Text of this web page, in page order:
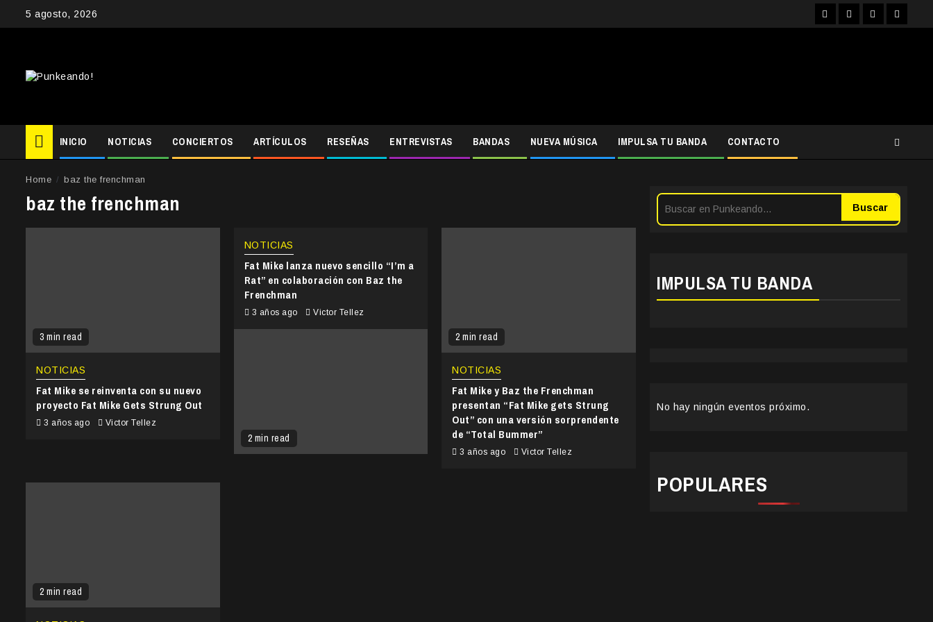
5 agosto, 2026 FacebookInstagram
YouTubeTwitter
INICIO NOTICIAS CONCIERTOS ARTÍCULOS RESEÑAS ENTREVISTAS BANDAS NUEVA MÚSICA IMPULSA TU BANDA CONTACTO
Home baz the frenchman
baz the frenchman
3 min read
NOTICIAS
Fat Mike se reinventa con su nuevo
proyecto Fat Mike Gets Strung Out
3 años ago Victor Tellez
2 min read
NOTICIAS
Fat Mike lanza nuevo sencillo “I’m a
Rat” en colaboración con Baz the
Frenchman
3 años ago Victor Tellez
2 min read
NOTICIAS
Fat Mike y Baz the Frenchman
presentan “Fat Mike gets Strung
Out” con una versión sorprendente
de “Total Bummer”
3 años ago Victor Tellez
2 min read
Buscar
IMPULSA TU BANDA
No hay ningún eventos próximo.
POPULARES